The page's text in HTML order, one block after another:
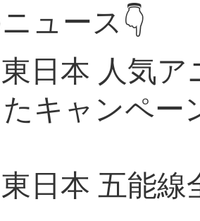
ュース👇
日本 人気
キャンペー
日本 五能